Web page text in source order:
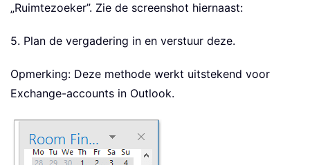
„Ruimtezoeker”. Zie de screenshot hiernaast:
5. Plan de vergadering in en verstuur deze.
Opmerking: Deze methode werkt uitstekend voor
Exchange-accounts in Outlook.